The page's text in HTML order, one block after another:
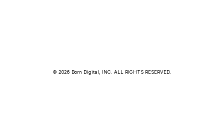
© 2026 Born Digital, INC. ALL RIGHTS RESERVED.